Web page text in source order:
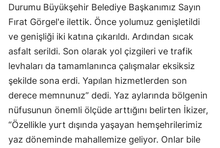
Durumu Büyükşehir Belediye Başkanımız Sayın
Fırat Görgel'e ilettik. Önce yolumuz genişletildi
ve genişliği iki katına çıkarıldı. Ardından sıcak
asfalt serildi. Son olarak yol çizgileri ve trafik
levhaları da tamamlanınca çalışmalar eksiksiz
şekilde sona erdi. Yapılan hizmetlerden son
derece memnunuz” dedi. Yaz aylarında bölgenin
nüfusunun önemli ölçüde arttığını belirten İkizer,
“Özellikle yurt dışında yaşayan hemşehrilerimiz
yaz döneminde mahallemize geliyor. Onlar bile